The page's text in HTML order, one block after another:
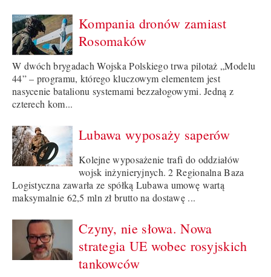
Kompania dronów zamiast
Rosomaków
W dwóch brygadach Wojska Polskiego trwa pilotaż „Modelu
44” – programu, którego kluczowym elementem jest
nasycenie batalionu systemami bezzałogowymi. Jedną z
czterech kom...
Lubawa wyposaży saperów
Kolejne wyposażenie trafi do oddziałów
wojsk inżynieryjnych. 2 Regionalna Baza
Logistyczna zawarła ze spółką Lubawa umowę wartą
maksymalnie 62,5 mln zł brutto na dostawę ...
Czyny, nie słowa. Nowa
strategia UE wobec rosyjskich
tankowców